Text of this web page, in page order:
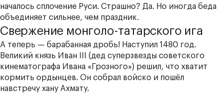
началось сплочение Руси. Страшно? Да. Но иногда беда
объединяет сильнее, чем праздник.
Свержение монголо-татарского ига
А теперь — барабанная дробь! Наступил 1480 год.
Великий князь Иван III (дед суперзвезды советского
кинематографа Ивана «Грозного») решил, что хватит
кормить ордынцев. Он собрал войско и пошёл
навстречу хану Ахмату.